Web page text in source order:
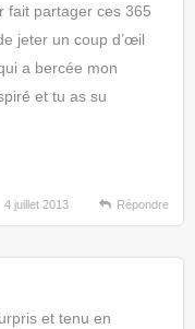
fait partager ces 365
jeter un coup d’œil
a bercée mon
et tu as su
4 juillet 2013 Répondre
et tenu en